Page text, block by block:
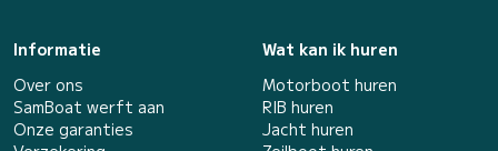
Informatie
Over ons
SamBoat werft aan
Onze garanties
Wat kan ik huren
Motorboot huren
RIB huren
Jacht huren